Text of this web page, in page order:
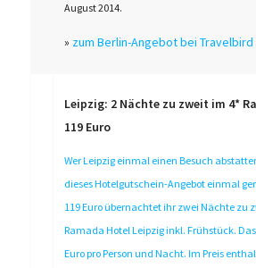
August 2014.
» zum Berlin-Angebot bei Travelbird
Leipzig: 2 Nächte zu zweit im 4*
119 Euro
Wer Leipzig einmal einen Besuch
dieses Hotelgutschein-Angebot einmal
119 Euro übernachtet ihr zwei Nächte zu
Ramada Hotel Leipzig inkl. Frühstück.
Euro pro Person und Nacht. Im Preis